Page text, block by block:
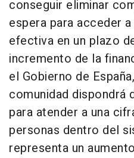
conseguir eliminar
espera para acceder
efectiva en un plazo
incremento de la
el Gobierno de
comunidad dispondrá
para atender a una
personas dentro del
representa un